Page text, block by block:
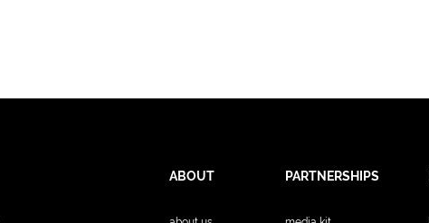
ABOUT PARTNERSHIPS